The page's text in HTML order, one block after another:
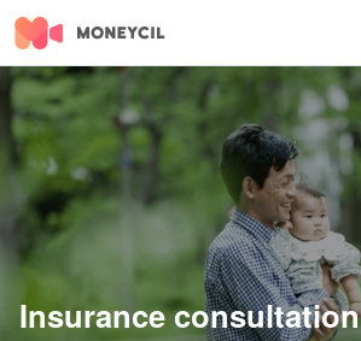
Insurance consultation